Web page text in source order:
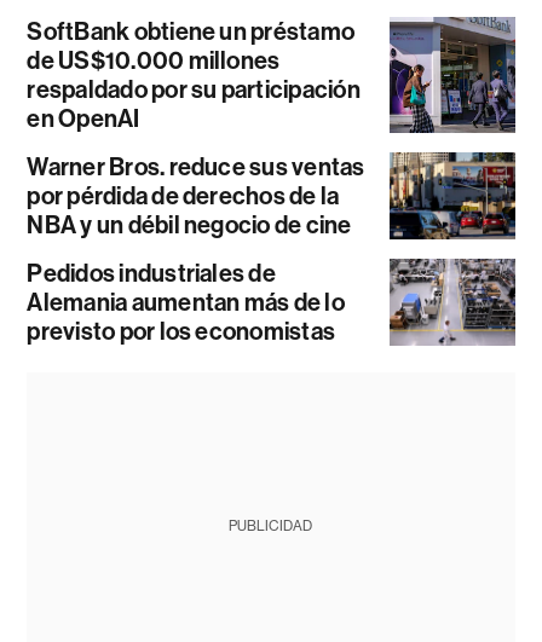
SoftBank obtiene un préstamo
de US$10.000 millones
respaldado por su participación
en OpenAI
Warner Bros. reduce sus ventas
por pérdida de derechos de la
NBA y un débil negocio de cine
Pedidos industriales de
Alemania aumentan más de lo
previsto por los economistas
PUBLICIDAD